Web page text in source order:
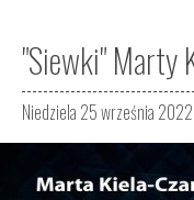
"Siewki" Marty
Niedziela 25 września